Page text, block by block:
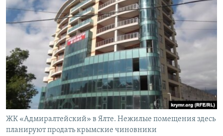
ЖК «Адмиралтейский» в Ялте. Нежилые помещения здесь
планируют продать крымские чиновники